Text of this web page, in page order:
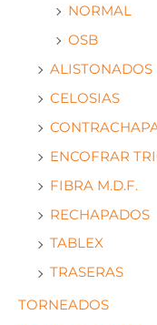
NORMAL
OSB
ALISTONADOS
CELOSIAS
ENCOFRAR
FIBRA M.D.F.
RECHAPADOS
TABLEX
TRASERAS
TORNEADOS